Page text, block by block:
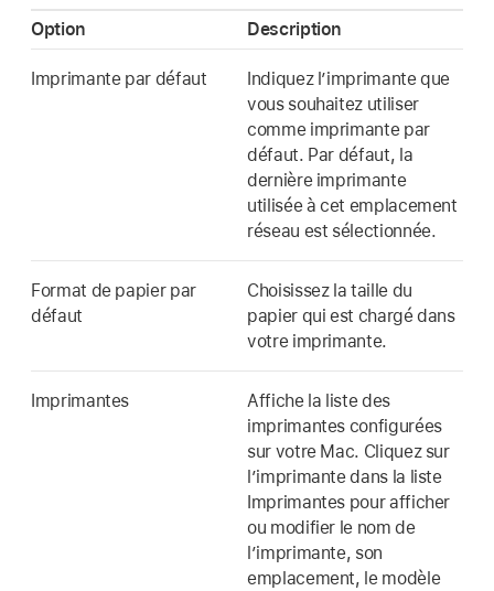
Option Description
Imprimante par défaut
Indiquez l’imprimante que
vous souhaitez utiliser
comme imprimante par
défaut. Par défaut, la
dernière imprimante
utilisée à cet emplacement
réseau est sélectionnée.
Format de papier par
défaut
Choisissez la taille du
papier qui est chargé dans
votre imprimante.
Imprimantes
Affiche la liste des
imprimantes configurées
sur votre Mac. Cliquez sur
l’imprimante dans la liste
Imprimantes pour afficher
ou modifier le nom de
l’imprimante, son
emplacement, le modèle